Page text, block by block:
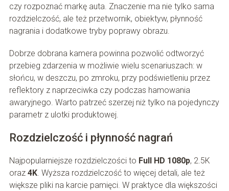
czy rozpoznać markę auta. Znaczenie ma nie tylko sama
rozdzielczość, ale też przetwornik, obiektyw, płynność
nagrania i dodatkowe tryby poprawy obrazu.
Dobrze dobrana kamera powinna pozwolić odtworzyć
przebieg zdarzenia w możliwie wielu scenariuszach: w
słońcu, w deszczu, po zmroku, przy podświetleniu przez
reflektory z naprzeciwka czy podczas hamowania
awaryjnego. Warto patrzeć szerzej niż tylko na pojedynczy
parametr z ulotki produktowej.
Rozdzielczość i płynność nagrań
Najpopularniejsze rozdzielczości to Full HD 1080p, 2.5K
oraz 4K. Wyższa rozdzielczość to więcej detali, ale też
większe pliki na karcie pamięci. W praktyce dla większości